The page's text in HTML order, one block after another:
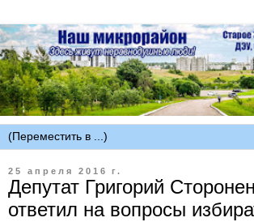
25 апреля 2016 г.
Депутат Григорий
ответил на вопросы